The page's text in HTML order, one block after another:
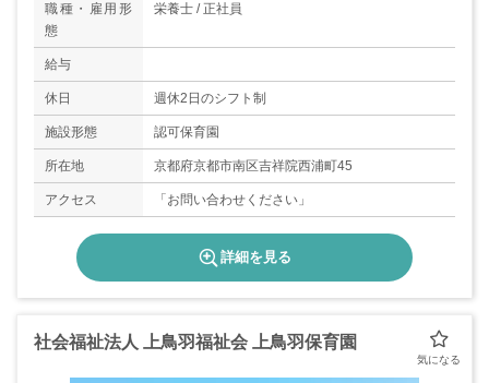
職種・雇用形
態
栄養士 / 正社員
給与
休日 週休2日のシフト制
施設形態 認可保育園
所在地 京都府京都市南区吉祥院西浦町45
アクセス 「お問い合わせください」
詳細を見る
社会福祉法人 上鳥羽福祉会 上鳥羽保育園